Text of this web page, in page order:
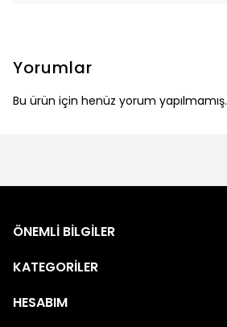
Yorumlar
Bu ürün için henüz yorum yapılmamış.
ÖNEMLİ BİLGİLER
KATEGORİLER
HESABIM